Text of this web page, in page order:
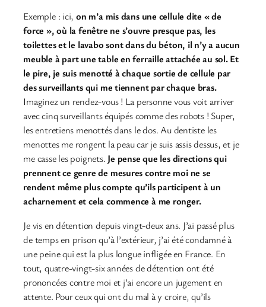
Exemple : ici,on m’a mis dans une cellule dite « de
force », où la fenêtre ne s’ouvre presque pas, les
toilettes et le lavabo sont dans du béton, il n’y a aucun
meuble à part une table en ferraille attachée au sol. Et
le pire, je suis menotté à chaque sortie de cellule par
des surveillants qui me tiennent par chaque bras.
Imaginez un rendez-vous ! La personne vous voit arriver
avec cinq surveillants équipés comme des robots ! Super,
les entretiens menottés dans le dos. Au dentiste les
menottes me rongent la peau car je suis assis dessus, et je
me casse les poignets. Je pense que les directions qui
prennent ce genre de mesures contre moi ne se
rendent même plus compte qu’ils participent à un
acharnement et cela commence à me ronger.
Je vis en détention depuis vingt-deux ans. J’ai passé plus
de temps en prison qu’à l’extérieur, j’ai été condamné à
une peine qui est la plus longue infligée en France. En
tout, quatre-vingt-six années de détention ont été
prononcées contre moi et j’ai encore un jugement en
attente. Pour ceux qui ont du mal à y croire, qu’ils